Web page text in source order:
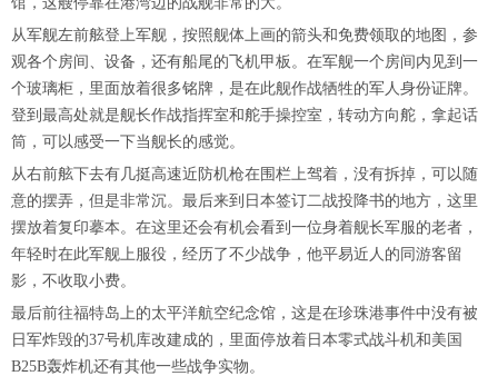
从军舰左前舷登上军舰，按照舰体上画的箭头和免费领取的地图，参
观各个房间、设备，还有船尾的飞机甲板。在军舰一个房间内见到一
个玻璃柜，里面放着很多铭牌，是在此舰作战牺牲的军人身份证牌。
登到最高处就是舰长作战指挥室和舵手操控室，转动方向舵，拿起话
筒，可以感受一下当舰长的感觉。
从右前舷下去有几挺高速近防机枪在围栏上驾着，没有拆掉，可以随
意的摆弄，但是非常沉。最后来到日本签订二战投降书的地方，这里
摆放着复印摹本。在这里还会有机会看到一位身着舰长军服的老者，
年轻时在此军舰上服役，经历了不少战争，他平易近人的同游客留
影，不收取小费。
最后前往福特岛上的太平洋航空纪念馆，这是在珍珠港事件中没有被
日军炸毁的37号机库改建成的，里面停放着日本零式战斗机和美国
B25B轰炸机还有其他一些战争实物。